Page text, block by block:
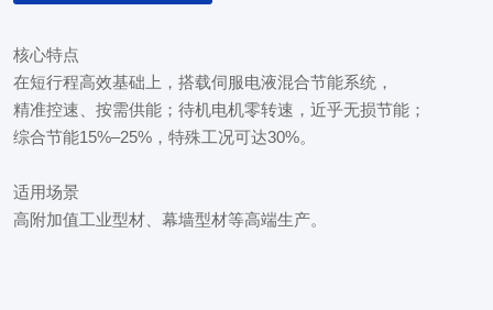
核心特点
在短行程高效基础上，搭载伺服电液混合节能系统，
精准控速、按需供能；待机电机零转速，近乎无损节能；
综合节能15%–25%，特殊工况可达30%。
适用场景
高附加值工业型材、幕墙型材等高端生产。